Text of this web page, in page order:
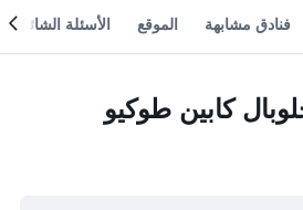
فنادق مشابهة الموقع الأسئلة الشائعة
كابين طوكيو